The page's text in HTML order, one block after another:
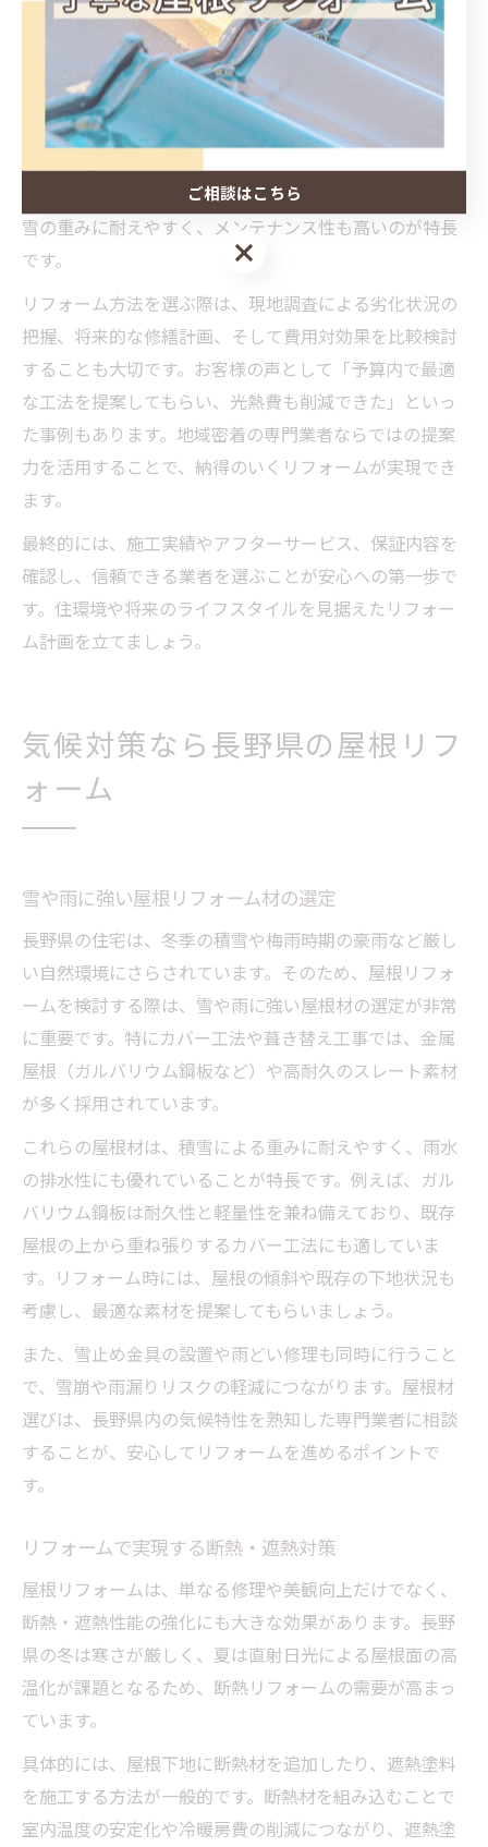
住環境に適したリフォーム方法の選び方
長野県の住環境に適した屋根リフォーム方法を選ぶに
は、地域特有の気候や住宅の構造、予算などを総合的に
考慮することが重要です。降雪や寒暖差の大きさを踏ま
ょう。例えば、カバー工法や金属屋根への葺き替えは、
雪の重みに耐えやすく、メンテナンス性も高いのが特長
です。
リフォーム方法を選ぶ際は、現地調査による劣化状況の
把握、将来的な修繕計画、そして費用対効果を比較検討
することも大切です。お客様の声として「予算内で最適
な工法を提案してもらい、光熱費も削減できた」といっ
た事例もあります。地域密着の専門業者ならではの提案
力を活用することで、納得のいくリフォームが実現でき
ます。
最終的には、施工実績やアフターサービス、保証内容を
確認し、信頼できる業者を選ぶことが安心への第一歩で
す。住環境や将来のライフスタイルを見据えたリフォー
ム計画を立てましょう。
気候対策なら長野県の屋根リフ
ォーム
雪や雨に強い屋根リフォーム材の選定
長野県の住宅は、冬季の積雪や梅雨時期の豪雨など厳し
い自然環境にさらされています。そのため、屋根リフォ
ームを検討する際は、雪や雨に強い屋根材の選定が非常
に重要です。特にカバー工法や葺き替え工事では、金属
屋根（ガルバリウム鋼板など）や高耐久のスレート素材
が多く採用されています。
これらの屋根材は、積雪による重みに耐えやすく、雨水
の排水性にも優れていることが特長です。例えば、ガル
バリウム鋼板は耐久性と軽量性を兼ね備えており、既存
屋根の上から重ね張りするカバー工法にも適していま
す。リフォーム時には、屋根の傾斜や既存の下地状況も
考慮し、最適な素材を提案してもらいましょう。
また、雪止め金具の設置や雨どい修理も同時に行うこと
で、雪崩や雨漏りリスクの軽減につながります。屋根材
選びは、長野県内の気候特性を熟知した専門業者に相談
することが、安心してリフォームを進めるポイントで
す。
リフォームで実現する断熱・遮熱対策
屋根リフォームは、単なる修理や美観向上だけでなく、
断熱・遮熱性能の強化にも大きな効果があります。長野
県の冬は寒さが厳しく、夏は直射日光による屋根面の高
温化が課題となるため、断熱リフォームの需要が高まっ
ています。
具体的には、屋根下地に断熱材を追加したり、遮熱塗料
を施工する方法が一般的です。断熱材を組み込むことで
室内温度の安定化や冷暖房費の削減につながり、遮熱塗
ご相談はこちら
ご相談はこちら